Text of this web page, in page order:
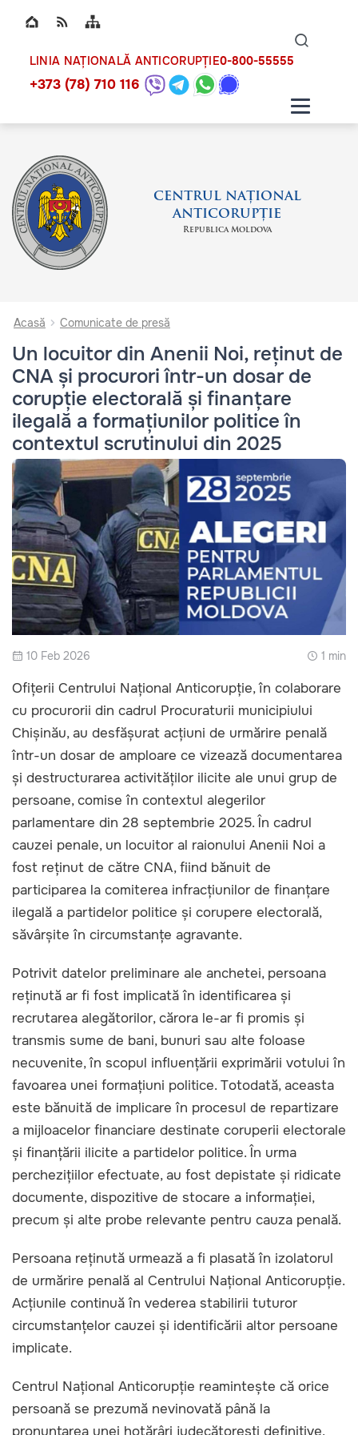
Top bar navigation
LINIA NAȚIONALĂ ANTICORUPȚIE0-800-55555
+373 (78) 710 116
CENTRUL NAȚIONAL
ANTICORUPȚIE
Republica Moldova
Acasă Comunicate de presă
Un locuitor din Anenii Noi, reținut de
CNA și procurori într-un dosar de
corupție electorală și finanțare
ilegală a formațiunilor politice în
contextul scrutinului din 2025
10 Feb 2026 1 min
Ofițerii Centrului Național Anticorupție, în colaborare
cu procurorii din cadrul Procuraturii municipiului
Chișinău, au desfășurat acțiuni de urmărire penală
într-un dosar de amploare ce vizează documentarea
și destructurarea activităților ilicite ale unui grup de
persoane, comise în contextul alegerilor
parlamentare din 28 septembrie 2025. În cadrul
cauzei penale, un locuitor al raionului Anenii Noi a
fost reținut de către CNA, fiind bănuit de
participarea la comiterea infracțiunilor de finanțare
ilegală a partidelor politice și corupere electorală,
săvârșite în circumstanțe agravante.
Potrivit datelor preliminare ale anchetei, persoana
reținută ar fi fost implicată în identificarea și
recrutarea alegătorilor, cărora le-ar fi promis și
transmis sume de bani, bunuri sau alte foloase
necuvenite, în scopul influențării exprimării votului în
favoarea unei formațiuni politice. Totodată, aceasta
este bănuită de implicare în procesul de repartizare
a mijloacelor financiare destinate coruperii electorale
și finanțării ilicite a partidelor politice. În urma
perchezițiilor efectuate, au fost depistate și ridicate
documente, dispozitive de stocare a informației,
precum și alte probe relevante pentru cauza penală.
Persoana reținută urmează a fi plasată în izolatorul
de urmărire penală al Centrului Național Anticorupție.
Acțiunile continuă în vederea stabilirii tuturor
circumstanțelor cauzei și identificării altor persoane
implicate.
Centrul Național Anticorupție reamintește că orice
persoană se prezumă nevinovată până la
pronunțarea unei hotărâri judecătorești definitive.